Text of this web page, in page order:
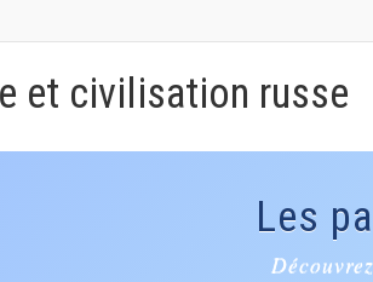
et civilisation russe
Les